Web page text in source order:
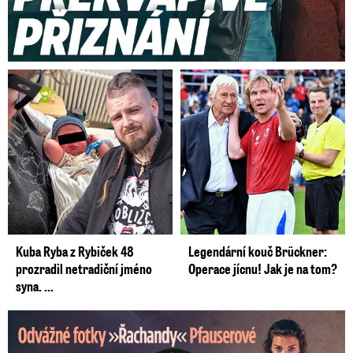
Kuba Ryba z Rybiček 48
prozradil netradiční jméno
syna. ...
Legendární kouč Brückner:
Operace jícnu! Jak je na tom?
Odvážné fotky Denisy Pfauserové: Ještě, že to táta nevidí